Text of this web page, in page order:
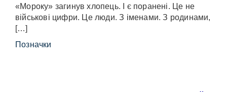
«Мороку» загинув хлопець. І є поранені. Це не
військові цифри. Це люди. З іменами. З родинами,
[…]
Позначки